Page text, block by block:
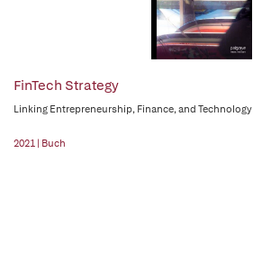
FinTech Strategy
Linking Entrepreneurship, Finance, and Technology
2021 | Buch